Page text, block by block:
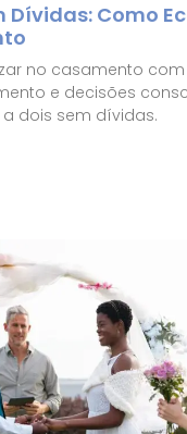
Dívidas: Como
no casamento
e decisões
dois sem dívidas.